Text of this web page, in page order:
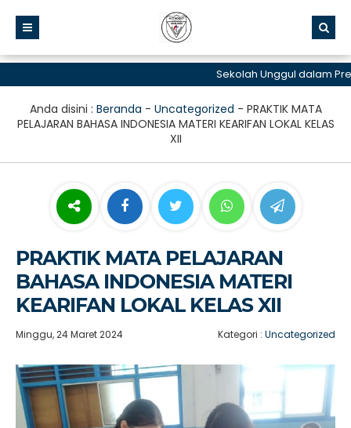
Sekolah Unggul dalam
Anda disini : Beranda - Uncategorized - PRAKTIK MATA
PELAJARAN BAHASA INDONESIA MATERI KEARIFAN LOKAL KELAS
XII
PRAKTIK MATA PELAJARAN
BAHASA INDONESIA MATERI
KEARIFAN LOKAL KELAS XII
Minggu, 24 Maret 2024 Kategori : Uncategorized